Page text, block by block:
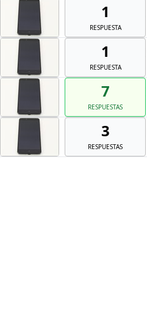
1
RESPUESTA
1
RESPUESTA
7
RESPUESTAS
3
RESPUESTAS